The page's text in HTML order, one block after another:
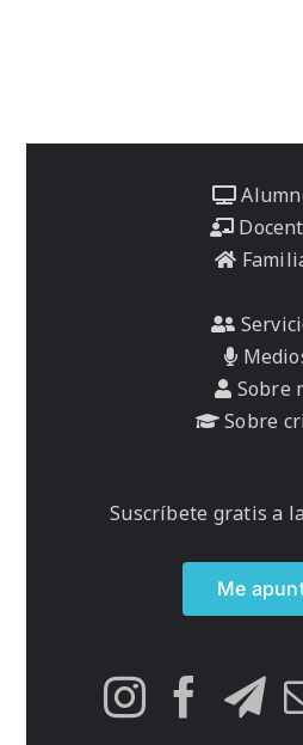
Sobre
Sobre
Suscríbete gratis a la
Me